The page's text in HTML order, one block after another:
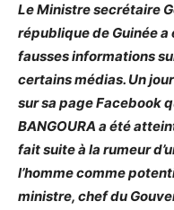
Le Ministre secrétaire
république de Guinée
fausses informations
certains médias. Un
sur sa page Facebook
BANGOURA a été
fait suite à la rumeur
l’homme comme
ministre, chef du